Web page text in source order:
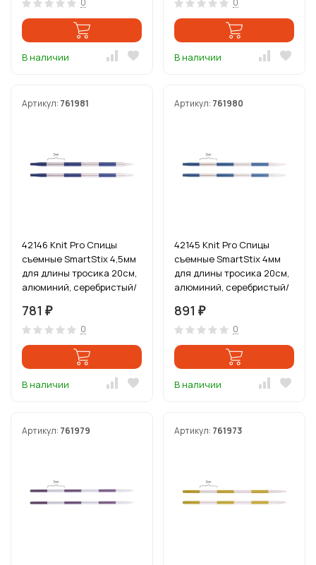
В наличии В наличии
Артикул: 761981
42146 Knit Pro Спицы
съемные SmartStix 4,5мм
для длины тросика 20см,
алюминий, серебристый/
781 ₽
0
В наличии
Артикул: 761980
42145 Knit Pro Спицы
съемные SmartStix 4мм
для длины тросика 20см,
алюминий, серебристый/
891 ₽
0
В наличии
Артикул: 761979 Артикул: 761973